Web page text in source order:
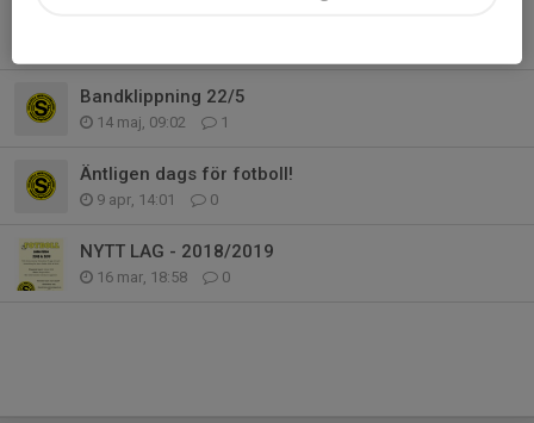
Bandklippning 22/5
14 maj, 09:02 1
Äntligen dags för fotboll!
9 apr, 14:01 0
NYTT LAG - 2018/2019
16 mar, 18:58 0